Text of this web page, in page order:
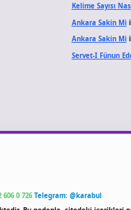
Kelime Sayısı
Ankara Sakin Mi
Ankara Sakin Mi
Servet-I Fünun
0 726 Telegram: @karabul